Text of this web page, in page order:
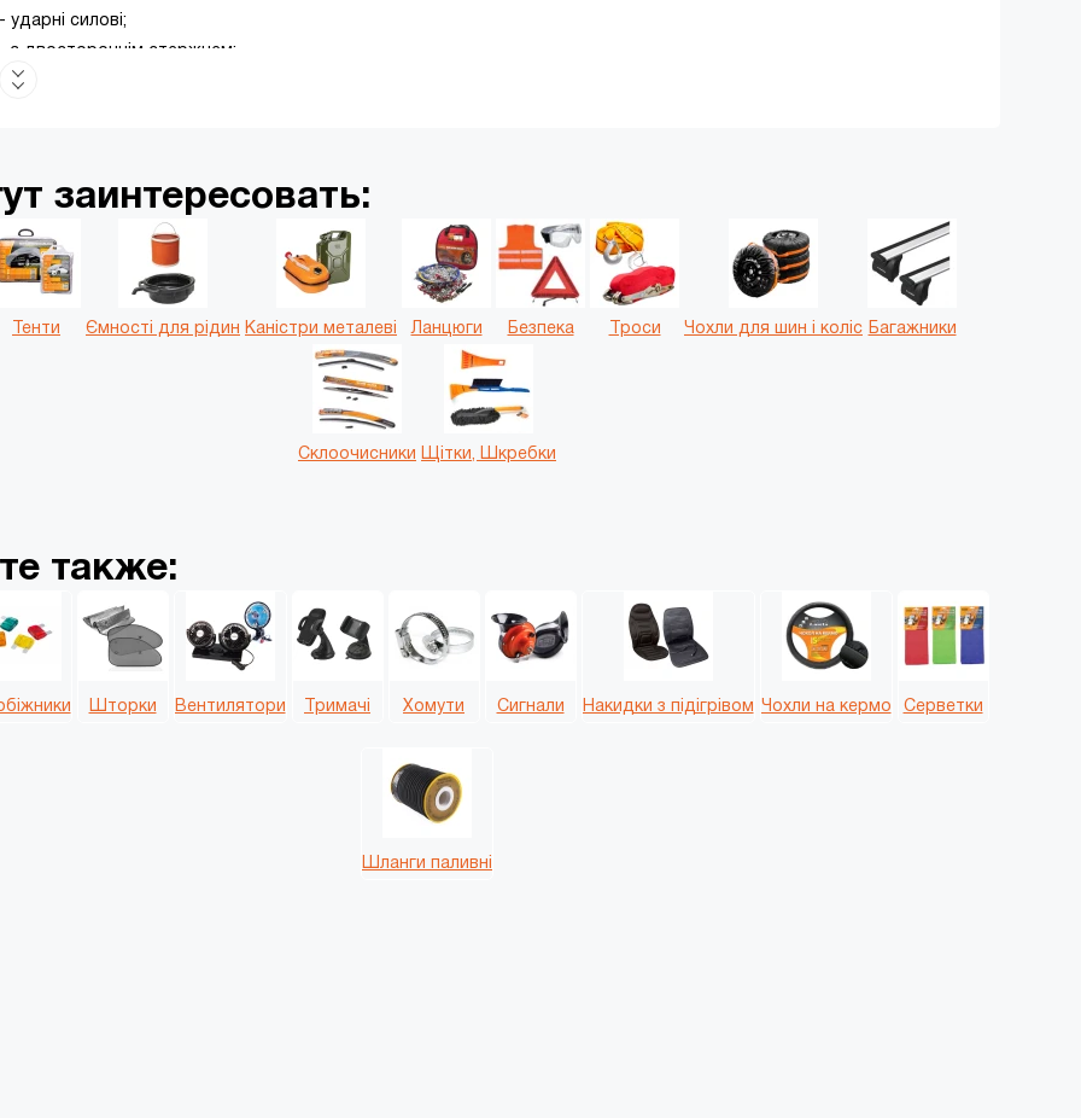
- ударні силові;
- з двостороннім стержнем;
- з насічками на жалі;
заинтересовать:
Тенти Ємності для рідин Каністри металеві Ланцюги Безпека Троси Чохли для шин і коліс Багажники
Склоочисники Щітки, Шкребки
также:
Шторки Вентилятори Тримачі Хомути Сигнали Накидки з підігрівом Чохли на кермо Серветки
Шланги паливні